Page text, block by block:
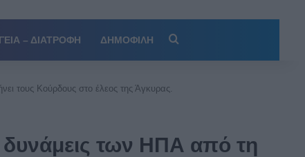
– ΔΙΑΤΡΟΦΗ ΔΗΜΟΦΙΛΗ
τους Κούρδους στο έλεος της Άγκυρας.
δυνάμεις των ΗΠΑ από τη